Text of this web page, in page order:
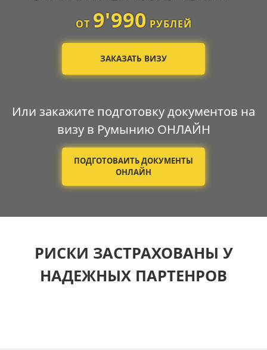
ОТ 9'990 РУБЛЕЙ
ЗАКАЗАТЬ ВИЗУ
Или закажите подготовку документов на
визу в Румынию ОНЛАЙН
ПОДГОТОВАИТЬ ДОКУМЕНТЫ
ОНЛАЙН
РИСКИ ЗАСТРАХОВАНЫ У
НАДЕЖНЫХ ПАРТЕНРОВ